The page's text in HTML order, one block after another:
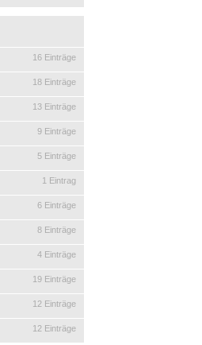
16 Einträge
18 Einträge
13 Einträge
9 Einträge
5 Einträge
1 Eintrag
6 Einträge
8 Einträge
4 Einträge
19 Einträge
12 Einträge
12 Einträge